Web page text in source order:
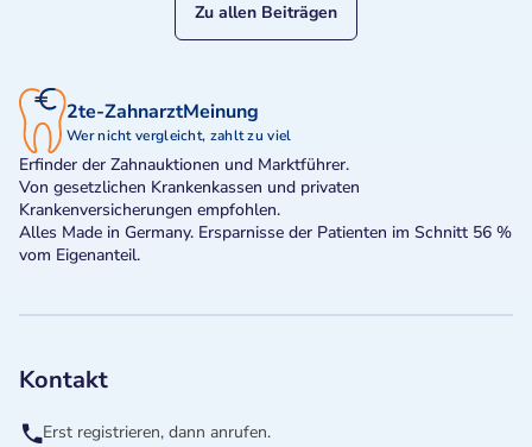
Zu allen Beiträgen
2te-ZahnarztMeinung
Wer nicht vergleicht, zahlt zu viel
Erfinder der Zahnauktionen und Marktführer.
Von gesetzlichen Krankenkassen und privaten
Krankenversicherungen empfohlen.
Alles Made in Germany. Ersparnisse der Patienten im Schnitt 56 %
vom Eigenanteil.
Kontakt
Erst registrieren, dann anrufen.